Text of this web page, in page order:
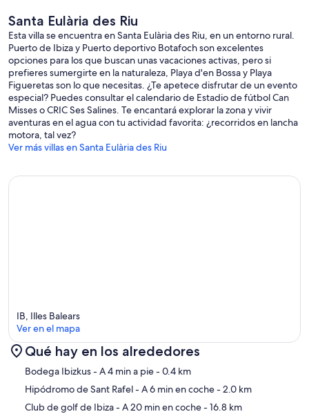
Santa Eulària des Riu
Esta villa se encuentra en Santa Eulària des Riu, en un entorno rural.
Puerto de Ibiza y Puerto deportivo Botafoch son excelentes
opciones para los que buscan unas vacaciones activas, pero si
prefieres sumergirte en la naturaleza, Playa d'en Bossa y Playa
Figueretas son lo que necesitas. ¿Te apetece disfrutar de un evento
especial? Puedes consultar el calendario de Estadio de fútbol Can
Misses o CRIC Ses Salines. Te encantará explorar la zona y vivir
aventuras en el agua con tu actividad favorita: ¿recorridos en lancha
motora, tal vez?
Ver más villas en Santa Eulària des Riu
Mapa
IB, Illes Balears
Ver en el mapa
Qué hay en los alrededores
Bodega Ibizkus- A 4 min a pie- 0.4 km
Hipódromo de Sant Rafel- A 6 min en coche- 2.0 km
Club de golf de Ibiza- A 20 min en coche- 16.8 km